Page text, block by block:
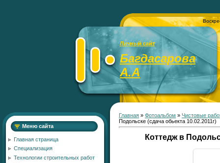
Личный сайт
Багдасарова
А.А
Меню сайта
Главная страница
Специализация
Технологии строительных работ
Главная » Фотоальбом » Чистовые
Подольске (сдача обьекта 10.02.2011г)
Коттедж в